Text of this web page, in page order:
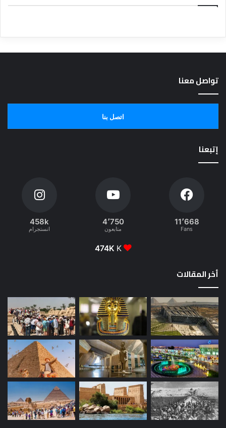
تواصل معنا
اتصل بنا
إتبعنا
11٬668
Fans
4٬750
متابعون
458k
انستجرام
474K K
أخر المقالات